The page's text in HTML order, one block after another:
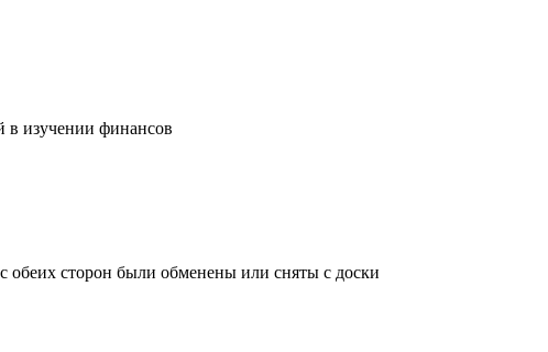
в изучении финансов
обеих сторон были обменены или сняты с доски